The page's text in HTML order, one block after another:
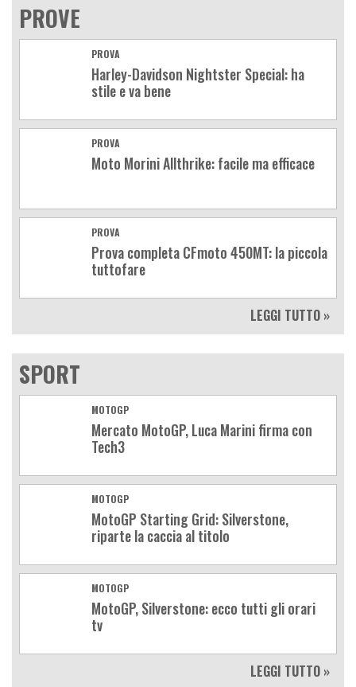
PROVE
PROVA
Harley-Davidson Nightster Special: ha
stile e va bene
PROVA
Moto Morini Allthrike: facile ma efficace
PROVA
Prova completa CFmoto 450MT: la piccola
tuttofare
LEGGI TUTTO »
SPORT
MOTOGP
Mercato MotoGP, Luca Marini firma con
Tech3
MOTOGP
MotoGP Starting Grid: Silverstone,
riparte la caccia al titolo
MOTOGP
MotoGP, Silverstone: ecco tutti gli orari
tv
LEGGI TUTTO »